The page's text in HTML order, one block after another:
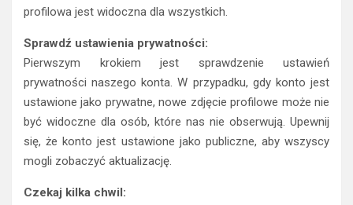
profilowa jest widoczna dla wszystkich.
Sprawdź ustawienia prywatności:
Pierwszym krokiem jest sprawdzenie ustawień
prywatności naszego konta. W przypadku, gdy konto jest
ustawione jako prywatne, nowe zdjęcie profilowe może nie
być widoczne dla osób, które nas nie obserwują. Upewnij
się, że konto jest ustawione jako publiczne, aby wszyscy
mogli zobaczyć aktualizację.
Czekaj kilka chwil: